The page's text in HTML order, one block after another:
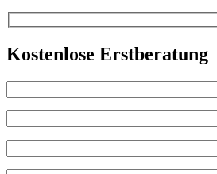
Kostenlose Erstberatung